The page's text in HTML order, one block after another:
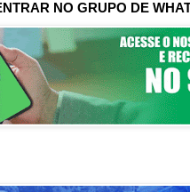
NO GRUPO DE